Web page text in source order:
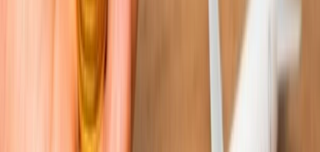
25 Apr, 2024
¿Dónde consigo los vuelos más baratos?
¿Cuál es la aerolínea más barata de Estados
¿Qué día de la semana es más barato comprar
27 Aug, 2025 ¿Cómo Encontrar Las Mejores Ofertas De